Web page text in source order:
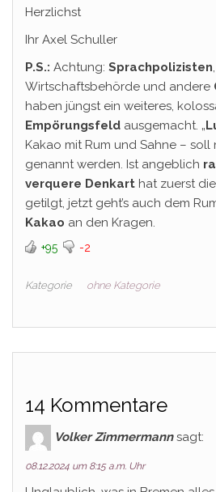
Herzlichst
Ihr Axel Schuller
P.S.: Achtung: Sprachpolizisten
Wirtschaftsbehörde und andere
haben jüngst ein weiteres,
Empörungsfeld ausgemacht. „
Kakao mit Rum und Sahne – soll
genannt werden. Ist angeblich
verquere Denkart hat zuerst die
getilgt, jetzt geht’s auch dem
Kakao an den Kragen.
+95 -2
Kategorie ohne Kategorie
14 Kommentare
Volker Zimmermann sagt:
08.12.2024 um 8:15 a.m. Uhr